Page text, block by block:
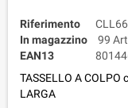
Riferimento
In magazzino
99
EAN13
TASSELLO A
LARGA